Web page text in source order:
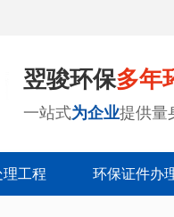
翌骏环保多年
一站式为企业提供量
理工程 环保证件办